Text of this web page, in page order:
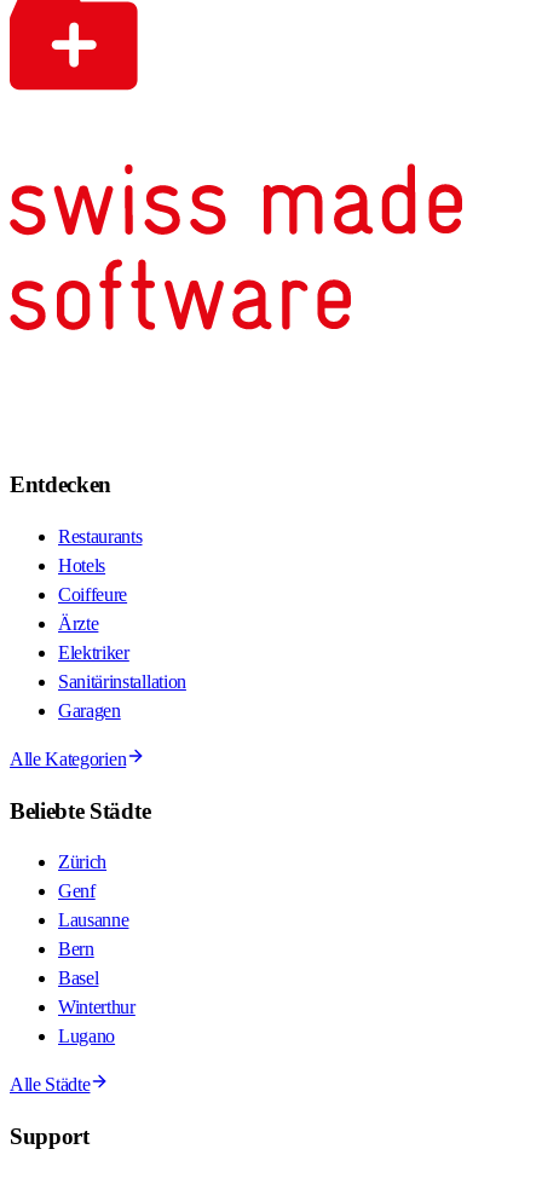
Entdecken
Restaurants
Hotels
Coiffeure
Ärzte
Elektriker
Sanitärinstallation
Garagen
Alle Kategorien
Beliebte Städte
Zürich
Genf
Lausanne
Bern
Basel
Winterthur
Lugano
Alle Städte
Support